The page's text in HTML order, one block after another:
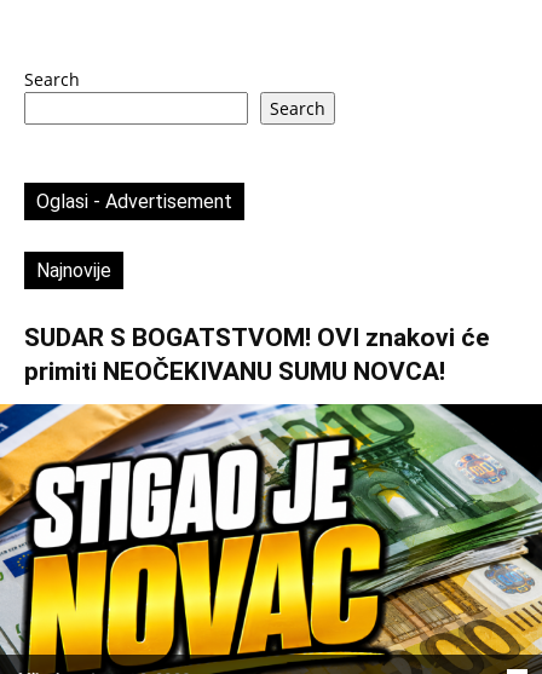
Search
Search
Oglasi - Advertisement
Najnovije
SUDAR S BOGATSTVOM! OVI znakovi će
primiti NEOČEKIVANU SUMU NOVCA!